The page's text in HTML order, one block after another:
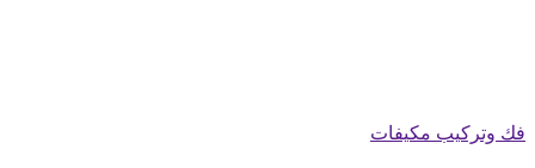
فك وتركيب مكيفات